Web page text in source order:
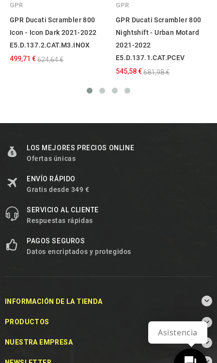
GPR
GPR Ducati Scrambler 800
Icon - Icon Dark 2021-2022
E5.D.137.2.CAT.M3.INOX
499,71 €624,64 €
GPR
GPR Ducati Scrambler 800
Nightshift - Urban Motard
2021-2022
E5.D.137.1.CAT.PCEV
545,58 €681,98 €
LOS MEJORES PRECIOS ONLINE
Ofertas únicas
ENVÍO RÁPIDO
Gratis desde 349 €
SERVICIO AL CLIENTE
Respuestas rápidas
PAGOS SEGUROS
Datos encriptados y protegidos
INFORMACIÓN DE LA TIENDA 
PRODUCTOS 
NUESTRA EMPRESA 
Asistencia